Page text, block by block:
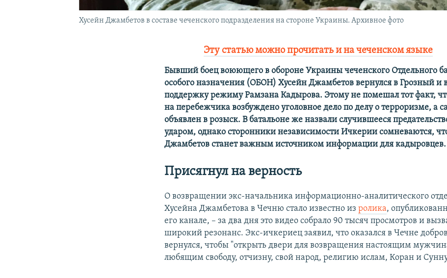
Хусейн Джамбетов в составе чеченского подразделения на стороне Украины. Архивное фото
Эту статью можно прочитать и на чеченском языке
Бывший боец воюющего в обороне Украины чеченского Отдельного
особого назначения (ОБОН) Хусейн Джамбетов вернулся в Грозный и
поддержку режиму Рамзана Кадырова. Этому не помешал тот факт,
на перебежчика возбуждено уголовное дело по делу о терроризме, а
объявлен в розыск. В батальоне же назвали случившееся
ударом, однако сторонники независимости Ичкерии сомневаются,
Джамбетов станет важным источником информации для кадыровцев.
Присягнул на верность
О возвращении экс-начальника информационно-аналитического
Хусейна Джамбетова в Чечню стало известно изролика,
его канале, – за два дня это видео собрало 90 тысяч просмотров и
широкий резонанс. Экс-ичкериец заявил, что оказался в Чечне
вернулся, чтобы "открыть двери для возвращения настоящим
любящим свободу, отчизну, свой народ, религию ислам, Коран и